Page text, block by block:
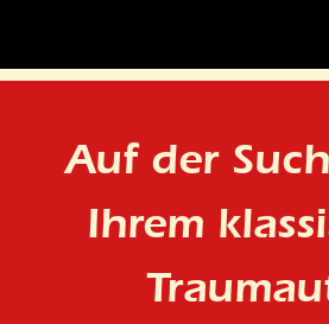
Auf der
Ihrem